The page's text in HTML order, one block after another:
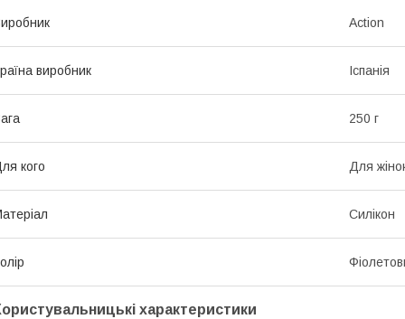
Action
виробник Іспанія
250 г
кого Для
Силікон
характеристики